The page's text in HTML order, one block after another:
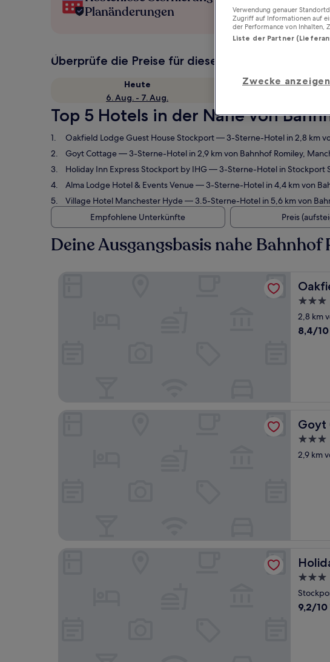
Planänderungen
Überprüfe die Preise für diese Daten
Heute
6. Aug. - 7. Aug.
Morgen
Top 5 Hotels in der Nähe von
Oakfield Lodge Guest House Stockport— 3-Sterne-Hotel in 2,8 km
Goyt Cottage— 3-Sterne-Hotel in 2,9 km von Bahnhof Romiley,
Holiday Inn Express Stockport by IHG— 3-Sterne-Hotel in Stockport
Alma Lodge Hotel & Events Venue— 3-Sterne-Hotel in 4,4 km von
Village Hotel Manchester Hyde— 3.5-Sterne-Hotel in 5,6 km von
Empfohlene Unterkünfte
Preis
Deine Ausgangsbasis nahe Bahnhof
3.0-
Sterne-
2,8 km
8.4
8,4/10
Goyt
Goyt
3.0-
Sterne-
2,9 km
3.0-
Sterne-
9.2
9,2/10
Verwendung genauer
Zugriff auf Informationen auf
der Performance von Inhalten,
Liste der Partner
Zwecke anzeigen